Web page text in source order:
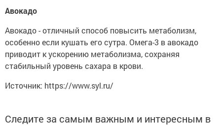
Авокадо
Авокадо - отличный способ повысить метаболизм,
особенно если кушать его сутра. Омега-3 в авокадо
приводит к ускорению метаболизма, сохраняя
стабильный уровень сахара в крови.
Источник: https://www.syl.ru/
Следите за самым важным и интересным в